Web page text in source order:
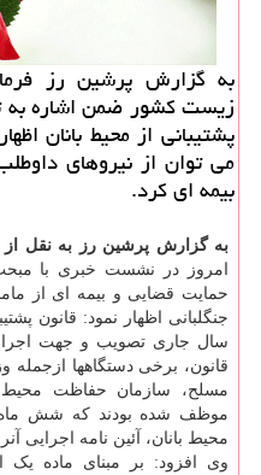
به گزارش پرشین رز
زیست کشور ضمن اشاره به
پشتیبانی از محیط بانان
می توان از نیروهای
بیمه ای کرد.
به گزارش پرشین رز به نقل از
امروز در نشست خبری با
حمایت قضایی و بیمه ای از
جنگلبانی اظهار نمود: قانون
سال جاری تصویب و جهت اجرا
قانون، برخی دستگاهها ازجمله
مسلح، سازمان حفاظت
موظف شده بودند که شش ماه
محیط بانان، آئین نامه اجرایی
وی افزود: بر مبنای ماده یک